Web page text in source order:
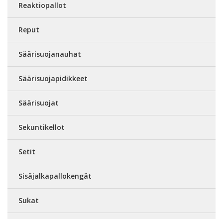
Reaktiopallot
Reput
Säärisuojanauhat
Säärisuojapidikkeet
Säärisuojat
Sekuntikellot
Setit
Sisäjalkapallokengät
Sukat